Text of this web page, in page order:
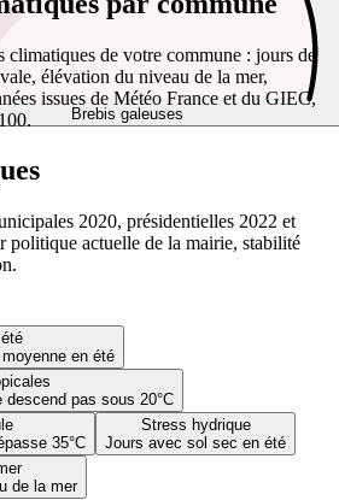
Brebis galeuses
en été
descend pas sous 20°C
35°C
Stress hydrique
Jours avec sol sec en été
de la mer
de votre commune : jours de
élévation du niveau de la mer,
issues de Météo France et du GIEC,
2020, présidentielles 2022 et
politique actuelle de la mairie, stabilité